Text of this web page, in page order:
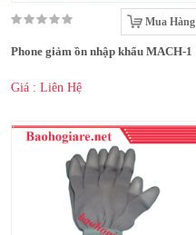
Mua Hàng
Phone giảm ồn nhập khẩu MACH-1
Giá : Liên Hệ